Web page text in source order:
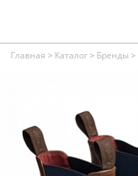
Главная > Каталог> Бренды >